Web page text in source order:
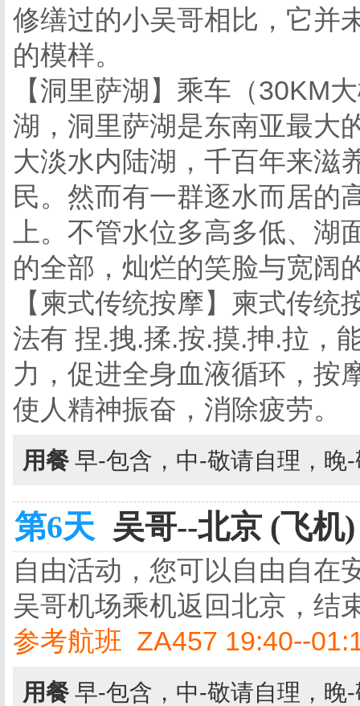
修缮过的小吴哥相比，它并
的模样。
【洞里萨湖】乘车（30KM
湖，洞里萨湖是东南亚最大
大淡水内陆湖，千百年来滋
民。然而有一群逐水而居的
上。不管水位多高多低、
的全部，灿烂的笑脸与宽阔
【柬式传统按摩】柬式传
法有 捏.拽.揉.按.摸.抻.拉，
力，促进全身血液循环，按
使人精神振奋，消除疲劳。
用餐 早-包含，中-敬请自理，晚
第6天 吴哥--北京 (飞机)
自由活动，您可以自由自在
吴哥机场乘机返回北京，结
参考航班 ZA457 19:40--
用餐 早-包含，中-敬请自理，晚